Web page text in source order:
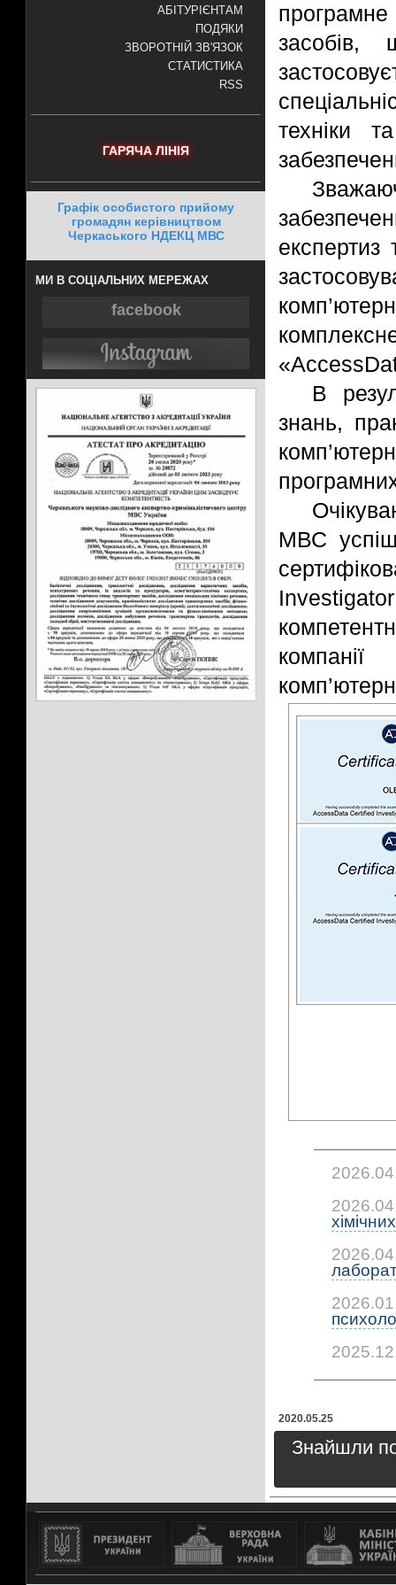
АБІТУРІЄНТАМ
ПОДЯКИ
ЗВОРОТНІЙ ЗВ'ЯЗОК
СТАТИСТИКА
RSS
ГАРЯЧА ЛІНІЯ
Графік особистого прийому
громадян керівництвом
Черкаського НДЕКЦ МВС
МИ В СОЦІАЛЬНИХ МЕРЕЖАХ
facebook
засобів,
техніки
експертиз
В
знань,
МВС
2020.05.25
Знайшли